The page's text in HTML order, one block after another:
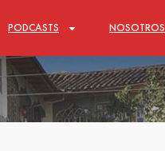
PODCASTS NOSOTROS